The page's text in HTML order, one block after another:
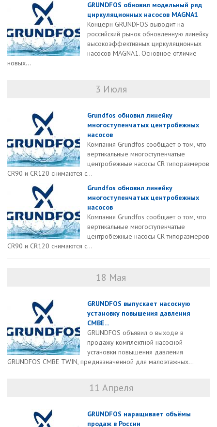
GRUNDFOS обновил модельный ряд
циркуляционных насосов MAGNA1
Концерн GRUNDFOS выводит на
российский рынок обновленную линейку
высокоэффективных циркуляционных
насосов MAGNA1. Основное отличие
новых...
3 Июля
Grundfos обновил линейку
многоступенчатых центробежных
насосов
Компания Grundfos сообщает о том, что
вертикальные многоступенчатые
центробежные насосы CR типоразмеров
CR90 и CR120 снимаются с...
Grundfos обновил линейку
многоступенчатых центробежных
насосов
Компания Grundfos сообщает о том, что
вертикальные многоступенчатые
центробежные насосы CR типоразмеров
CR90 и CR120 снимаются с...
18 Мая
GRUNDFOS выпускает насосную
установку повышения давления
CMBE...
GRUNDFOS объявил о выходе в
продажу комплектной насосной
установки повышения давления
GRUNDFOS CMBE TWIN, предназначенной для малоэтажных...
11 Апреля
GRUNDFOS наращивает объёмы
продаж в России